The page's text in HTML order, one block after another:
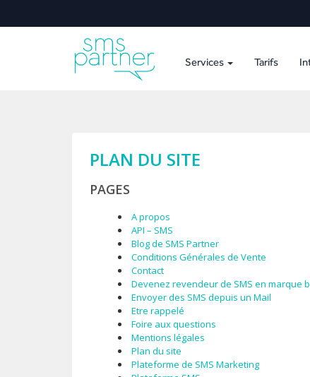
Services Tarifs
PLAN DU SITE
PAGES
A propos
API – SMS
Blog de SMS Partner
Conditions Générales de Vente
Contact
Devenez revendeur de SMS en marque
Envoyer des SMS depuis un Mail
Etre rappelé
Foire aux questions
Mentions légales
Plan du site
Plateforme de SMS Marketing